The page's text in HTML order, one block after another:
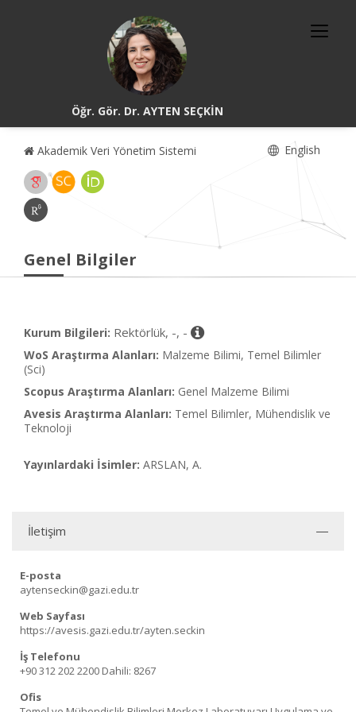
Öğr. Gör. Dr. AYTEN SEÇKİN
Akademik Veri Yönetim Sistemi English
Genel Bilgiler
Kurum Bilgileri: Rektörlük, -, -
WoS Araştırma Alanları: Malzeme Bilimi, Temel Bilimler
(Sci)
Scopus Araştırma Alanları: Genel Malzeme Bilimi
Avesis Araştırma Alanları: Temel Bilimler, Mühendislik ve
Teknoloji
Yayınlardaki İsimler: ARSLAN, A.
İletişim
E-posta
aytenseckin@gazi.edu.tr
Web Sayfası
https://avesis.gazi.edu.tr/ayten.seckin
İş Telefonu
+90 312 202 2200 Dahili: 8267
Ofis